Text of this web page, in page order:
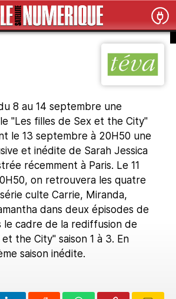
8 au 14 septembre une
"Les filles de Sex et the City"
le 13 septembre à 20H50 une
et inédite de Sarah Jessica
récemment à Paris. Le 11
on retrouvera les quatre
culte Carrie, Miranda,
dans deux épisodes de
le cadre de la rediffusion de
the City" saison 1 à 3. En
saison inédite.